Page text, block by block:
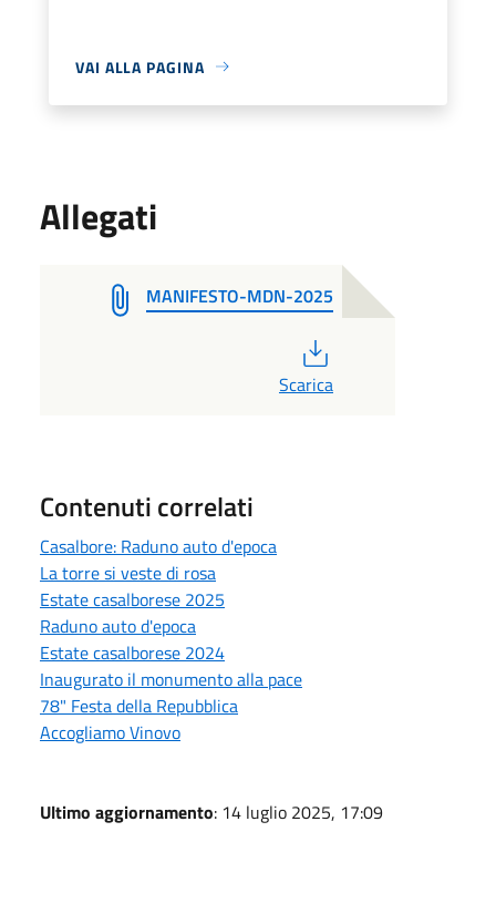
VAI ALLA PAGINA
Allegati
MANIFESTO-MDN-2025
Scarica
Contenuti correlati
Casalbore: Raduno auto d'epoca
La torre si veste di rosa
Estate casalborese 2025
Raduno auto d'epoca
Estate casalborese 2024
Inaugurato il monumento alla pace
78" Festa della Repubblica
Accogliamo Vinovo
Ultimo aggiornamento: 14 luglio 2025, 17:09